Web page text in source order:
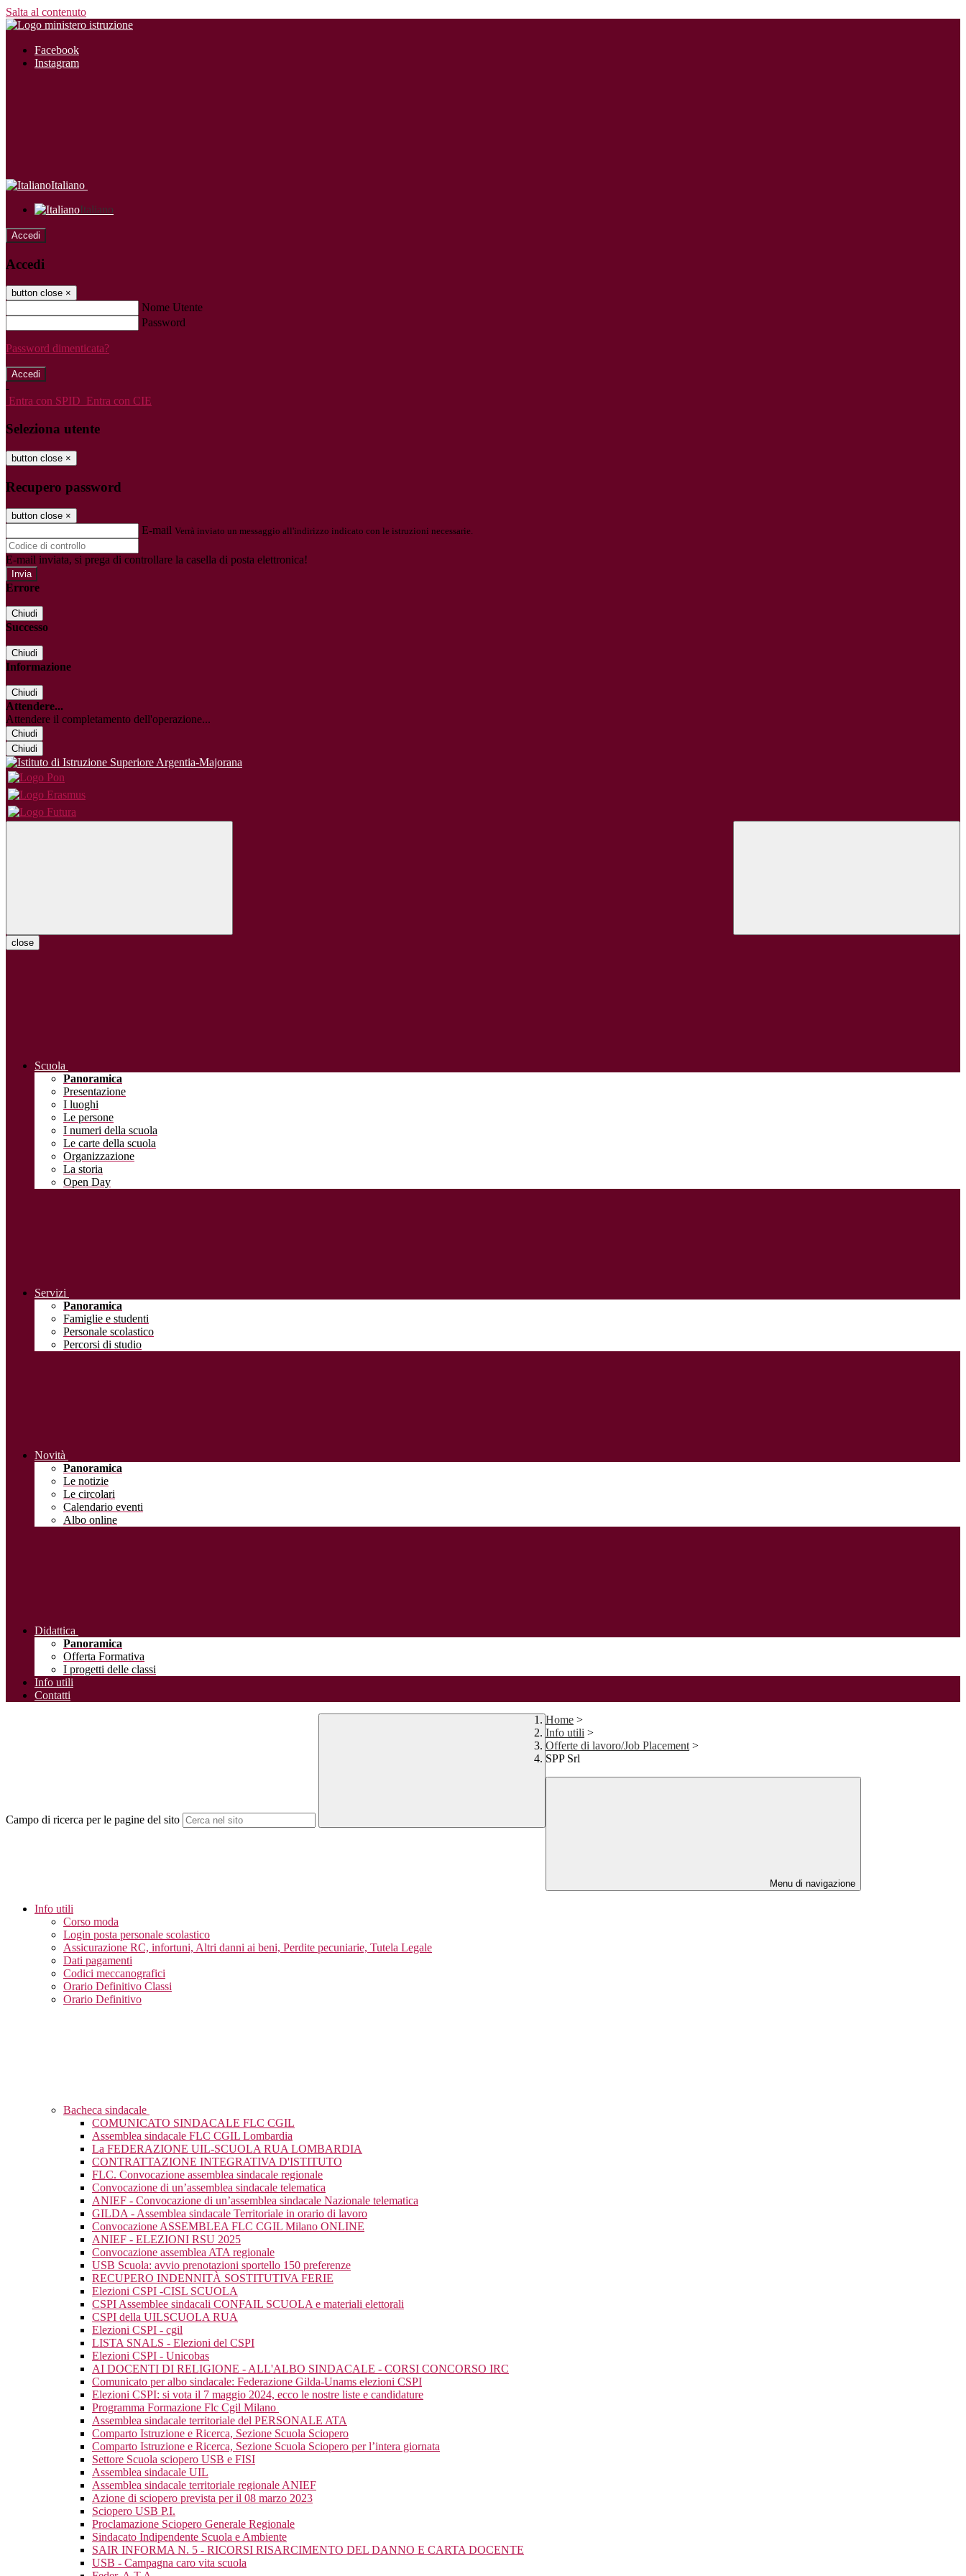
Salta al contenuto
Facebook
Instagram
Italiano
Italiano
Accedi
Accedi
button close ×
Nome Utente
Password
Password dimenticata?
-
Entra con SPID Entra con CIE
Seleziona utente
button close ×
Recupero password
button close ×
E-mail Verrà inviato un messaggio all'indirizzo indicato con le istruzioni necessarie.
E-mail inviata, si prega di controllare la casella di posta elettronica!
Errore
Chiudi
Successo
Chiudi
Informazione
Chiudi
Attendere...
Attendere il completamento dell'operazione...
Chiudi
Chiudi
close
Scuola
Panoramica
Presentazione
I luoghi
Le persone
I numeri della scuola
Le carte della scuola
Organizzazione
La storia
Open Day
Servizi
Panoramica
Famiglie e studenti
Personale scolastico
Percorsi di studio
Novità
Panoramica
Le notizie
Le circolari
Calendario eventi
Albo online
Didattica
Panoramica
Offerta Formativa
I progetti delle classi
Info utili
Contatti
Campo di ricerca per le pagine del sito
Home >
Info utili >
Offerte di lavoro/Job Placement >
SPP Srl
Menu di navigazione
Info utili
Corso moda
Login posta personale scolastico
Assicurazione RC, infortuni, Altri danni ai beni, Perdite pecuniarie, Tutela Legale
Dati pagamenti
Codici meccanografici
Orario Definitivo Classi
Orario Definitivo
Bacheca sindacale
COMUNICATO SINDACALE FLC CGIL
Assemblea sindacale FLC CGIL Lombardia
La FEDERAZIONE UIL-SCUOLA RUA LOMBARDIA
CONTRATTAZIONE INTEGRATIVA D'ISTITUTO
FLC. Convocazione assemblea sindacale regionale
Convocazione di un’assemblea sindacale telematica
ANIEF - Convocazione di un’assemblea sindacale Nazionale telematica
GILDA - Assemblea sindacale Territoriale in orario di lavoro
Convocazione ASSEMBLEA FLC CGIL Milano ONLINE
ANIEF - ELEZIONI RSU 2025
Convocazione assemblea ATA regionale
USB Scuola: avvio prenotazioni sportello 150 preferenze
RECUPERO INDENNITÀ SOSTITUTIVA FERIE
Elezioni CSPI -CISL SCUOLA
CSPI Assemblee sindacali CONFAIL SCUOLA e materiali elettorali
CSPI della UILSCUOLA RUA
Elezioni CSPI - cgil
LISTA SNALS - Elezioni del CSPI
Elezioni CSPI - Unicobas
AI DOCENTI DI RELIGIONE - ALL'ALBO SINDACALE - CORSI CONCORSO IRC
Comunicato per albo sindacale: Federazione Gilda-Unams elezioni CSPI
Elezioni CSPI: si vota il 7 maggio 2024, ecco le nostre liste e candidature
Programma Formazione Flc Cgil Milano
Assemblea sindacale territoriale del PERSONALE ATA
Comparto Istruzione e Ricerca, Sezione Scuola Sciopero
Comparto Istruzione e Ricerca, Sezione Scuola Sciopero per l’intera giornata
Settore Scuola sciopero USB e FISI
Assemblea sindacale UIL
Assemblea sindacale territoriale regionale ANIEF
Azione di sciopero prevista per il 08 marzo 2023
Sciopero USB P.I.
Proclamazione Sciopero Generale Regionale
Sindacato Indipendente Scuola e Ambiente
SAIR INFORMA N. 5 - RICORSI RISARCIMENTO DEL DANNO E CARTA DOCENTE
USB - Campagna caro vita scuola